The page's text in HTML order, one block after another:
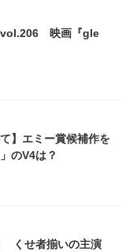
vol.206 映画『gle
】エミー賞候補作を
のV4は？
くせ者揃いの主演